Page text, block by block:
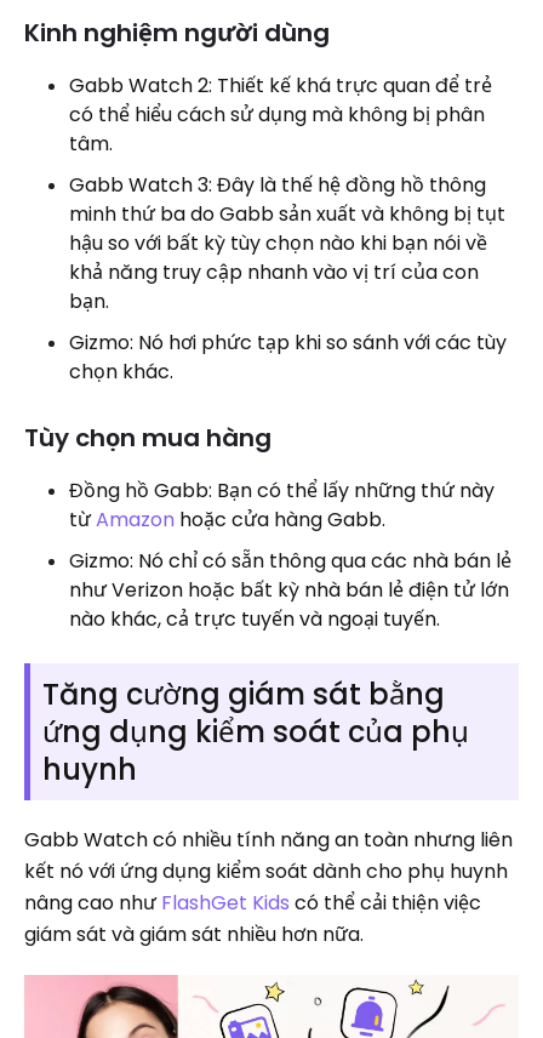
Kinh nghiệm người dùng
Gabb Watch 2: Thiết kế khá trực quan để trẻ
có thể hiểu cách sử dụng mà không bị phân
tâm.
Gabb Watch 3: Đây là thế hệ đồng hồ thông
minh thứ ba do Gabb sản xuất và không bị tụt
hậu so với bất kỳ tùy chọn nào khi bạn nói về
khả năng truy cập nhanh vào vị trí của con
bạn.
Gizmo: Nó hơi phức tạp khi so sánh với các tùy
chọn khác.
Tùy chọn mua hàng
Đồng hồ Gabb: Bạn có thể lấy những thứ này
từAmazon hoặc cửa hàng Gabb.
Gizmo: Nó chỉ có sẵn thông qua các nhà bán lẻ
như Verizon hoặc bất kỳ nhà bán lẻ điện tử lớn
nào khác, cả trực tuyến và ngoại tuyến.
Tăng cường giám sát bằng
ứng dụng kiểm soát của phụ
huynh
Gabb Watch có nhiều tính năng an toàn nhưng liên
kết nó với ứng dụng kiểm soát dành cho phụ huynh
nâng cao nhưFlashGet Kids có thể cải thiện việc
giám sát và giám sát nhiều hơn nữa.